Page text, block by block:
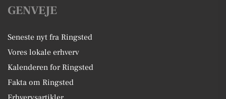
GENVEJE
Seneste nyt fra Ringsted
Vores lokale erhverv
Kalenderen for Ringsted
Fakta om Ringsted